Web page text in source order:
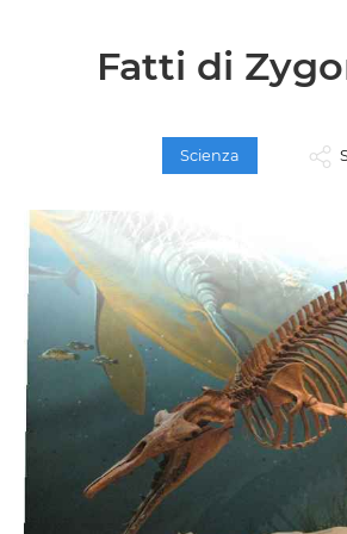
Fatti di
Scienza